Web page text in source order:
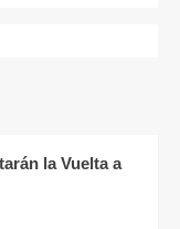
la Vuelta a